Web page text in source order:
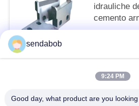
idrauliche
cemento
sendabob
9:24 PM
Good day, what product are you